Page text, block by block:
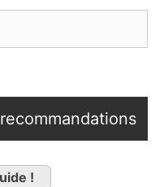
!